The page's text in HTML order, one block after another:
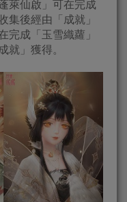
萊仙啟」可在完成
集後經由「成就」
完成「玉雪織蘿」
就」獲得。